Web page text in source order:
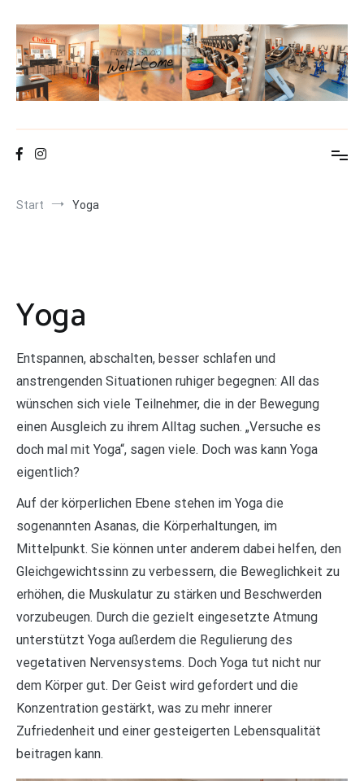
Inhalt
springen
Fitness-Studio Well-Come
Start Yoga
Yoga
Entspannen, abschalten, besser schlafen und
anstrengenden Situationen ruhiger begegnen: All das
wünschen sich viele Teilnehmer, die in der Bewegung
einen Ausgleich zu ihrem Alltag suchen. „Versuche es
doch mal mit Yoga“, sagen viele. Doch was kann Yoga
eigentlich?
Auf der körperlichen Ebene stehen im Yoga die
sogenannten Asanas, die Körperhaltungen, im
Mittelpunkt. Sie können unter anderem dabei helfen, den
Gleichgewichtssinn zu verbessern, die Beweglichkeit zu
erhöhen, die Muskulatur zu stärken und Beschwerden
vorzubeugen. Durch die gezielt eingesetzte Atmung
unterstützt Yoga außerdem die Regulierung des
vegetativen Nervensystems. Doch Yoga tut nicht nur
dem Körper gut. Der Geist wird gefordert und die
Konzentration gestärkt, was zu mehr innerer
Zufriedenheit und einer gesteigerten Lebensqualität
beitragen kann.